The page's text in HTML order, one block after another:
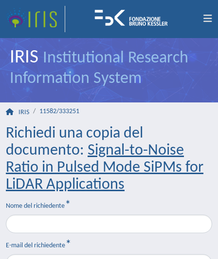
IRIS Institutional Research
Information System
IRIS 11582/333251
Richiedi una copia del
documento: Signal-to-Noise
Ratio in Pulsed Mode SiPMs for
LiDAR Applications
Nome del richiedente
E-mail del richiedente